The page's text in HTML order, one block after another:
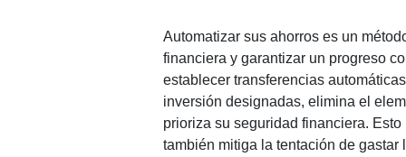
Automatizar sus ahorros es un
financiera y garantizar un progreso
establecer transferencias
inversión designadas, elimina el
prioriza su seguridad financiera.
también mitiga la tentación de